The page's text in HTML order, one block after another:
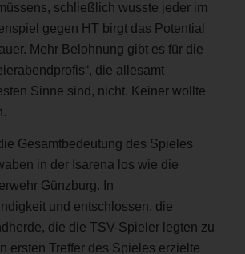
schließlich wusste jeder im
gegen HT birgt das Potential
Mehr Belohnung gibt es für die
die allesamt
Sinne sind, nicht. Keiner wollte
Gesamtbedeutung des Spieles
in der Isarena los wie die
Günzburg. In
und entschlossen, die
die die TSV-Spieler legten zu
ersten Treffer des Spieles erzielte